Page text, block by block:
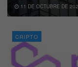
11 DE OCTUBRE DE
CRIPTO